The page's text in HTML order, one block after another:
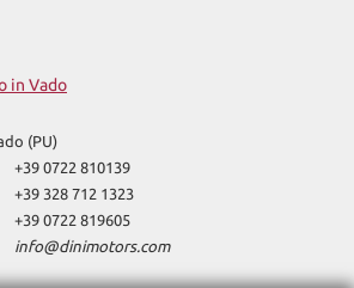
in Vado
(PU)
+39 0722 810139
+39 328 712 1323
+39 0722 819605
info@dinimotors.com